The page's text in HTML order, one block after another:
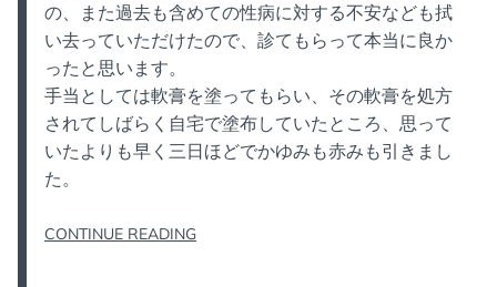
の、また過去も含めての性病に対する不安なども拭
い去っていただけたので、診てもらって本当に良か
ったと思います。
手当としては軟膏を塗ってもらい、その軟膏を処方
されてしばらく自宅で塗布していたところ、思って
いたよりも早く三日ほどでかゆみも赤みも引きまし
た。
CONTINUE READING“亀